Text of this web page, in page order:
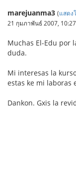
marejuanma3 (แสดง
21 กุมภาพันธ์ 2007,
Muchas El-Edu por
duda.
Mi interesas la
estas ke mi laboras
Dankon. Gxis la